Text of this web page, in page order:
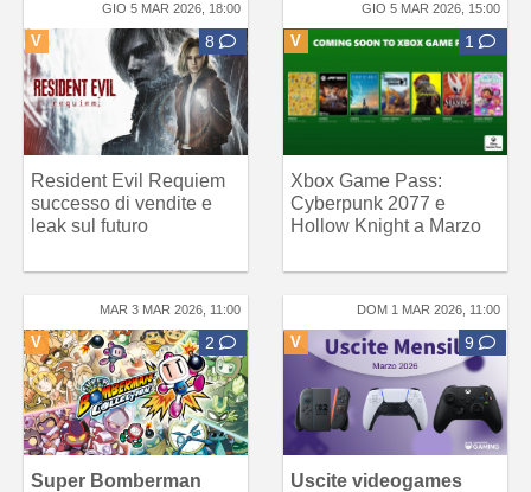
GIO 5 MAR 2026, 18:00
V 8
Resident Evil Requiem
successo di vendite e
leak sul futuro
GIO 5 MAR 2026, 15:00
V 1
Xbox Game Pass:
Cyberpunk 2077 e
Hollow Knight a Marzo
MAR 3 MAR 2026, 11:00
V 2
Super Bomberman
DOM 1 MAR 2026, 11:00
V 9
Uscite videogames